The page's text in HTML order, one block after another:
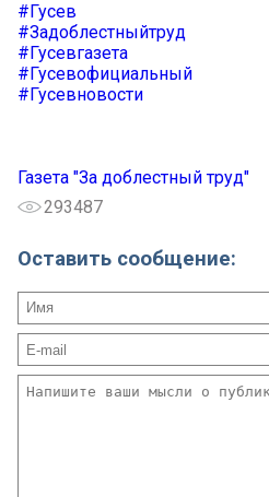
#Гусев
#Задоблестныйтруд
#Гусевгазета
#Гусевофициальный
#Гусевновости
Газета "За доблестный труд"
293487
Оставить сообщение: